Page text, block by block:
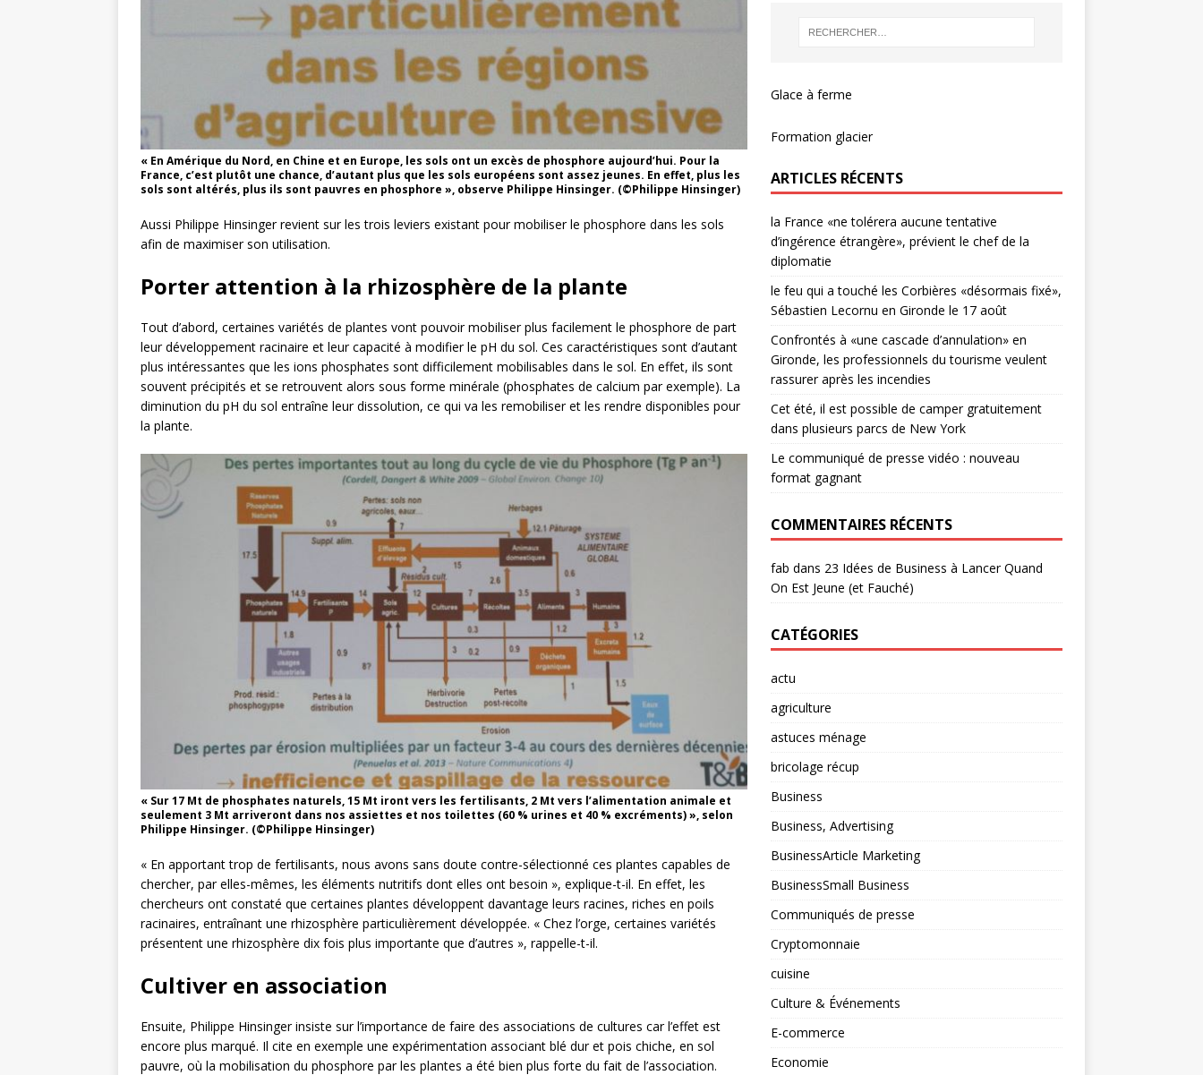
« En Amérique du Nord, en Chine et en Europe, les sols ont un excès de phosphore aujourd’hui. Pour la
France, c’est plutôt une chance, d’autant plus que les sols européens sont assez jeunes. En effet, plus les
sols sont altérés, plus ils sont pauvres en phosphore », observe Philippe Hinsinger. (©Philippe Hinsinger)
Aussi Philippe Hinsinger revient sur les trois leviers existant pour mobiliser le phosphore dans les sols
afin de maximiser son utilisation.
Porter attention à la rhizosphère de la plante
Tout d’abord, certaines variétés de plantes vont pouvoir mobiliser plus facilement le phosphore de part
leur développement racinaire et leur capacité à modifier le pH du sol. Ces caractéristiques sont d’autant
plus intéressantes que les ions phosphates sont difficilement mobilisables dans le sol. En effet, ils sont
souvent précipités et se retrouvent alors sous forme minérale (phosphates de calcium par exemple). La
diminution du pH du sol entraîne leur dissolution, ce qui va les remobiliser et les rendre disponibles pour
la plante.
« Sur 17 Mt de phosphates naturels, 15 Mt iront vers les fertilisants, 2 Mt vers l’alimentation animale et
seulement 3 Mt arriveront dans nos assiettes et nos toilettes (60 % urines et 40 % excréments) », selon
Philippe Hinsinger. (©Philippe Hinsinger)
« En apportant trop de fertilisants, nous avons sans doute contre-sélectionné ces plantes capables de
chercher, par elles-mêmes, les éléments nutritifs dont elles ont besoin », explique-t-il. En effet, les
chercheurs ont constaté que certaines plantes développent davantage leurs racines, riches en poils
racinaires, entraînant une rhizosphère particulièrement développée. « Chez l’orge, certaines variétés
présentent une rhizosphère dix fois plus importante que d’autres », rappelle-t-il.
Cultiver en association
Ensuite, Philippe Hinsinger insiste sur l’importance de faire des associations de cultures car l’effet est
encore plus marqué. Il cite en exemple une expérimentation associant blé dur et pois chiche, en sol
pauvre, où la mobilisation du phosphore par les plantes a été bien plus forte du fait de l’association.
Glace à ferme
Formation glacier
ARTICLES RÉCENTS
la France «ne tolérera aucune tentative
d’ingérence étrangère», prévient le chef de la
diplomatie
le feu qui a touché les Corbières «désormais fixé»,
Sébastien Lecornu en Gironde le 17 août
Confrontés à «une cascade d’annulation» en
Gironde, les professionnels du tourisme veulent
rassurer après les incendies
Cet été, il est possible de camper gratuitement
dans plusieurs parcs de New York
Le communiqué de presse vidéo : nouveau
format gagnant
COMMENTAIRES RÉCENTS
fab dans 23 Idées de Business à Lancer Quand
On Est Jeune (et Fauché)
CATÉGORIES
actu
agriculture
astuces ménage
bricolage récup
Business
Business, Advertising
BusinessArticle Marketing
BusinessSmall Business
Communiqués de presse
Cryptomonnaie
cuisine
Culture & Événements
E-commerce
Economie